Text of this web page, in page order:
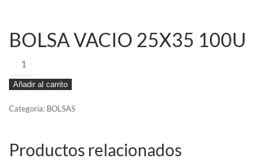
BOLSA VACIO 25X35 100U
BOLSA
VACIO
25X35
100U
Añadir al carrito
Categoría: BOLSAS
Productos relacionados